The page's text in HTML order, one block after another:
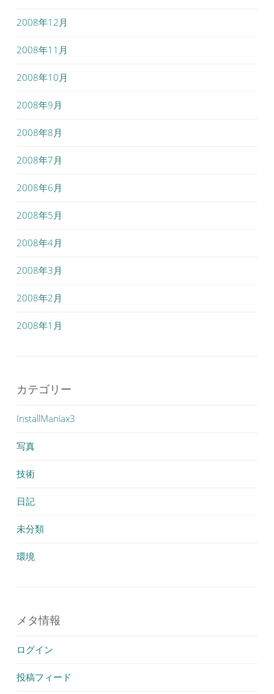
2008年12月
2008年11月
2008年10月
2008年9月
2008年8月
2008年7月
2008年6月
2008年5月
2008年4月
2008年3月
2008年2月
2008年1月
カテゴリー
InstallManiax3
写真
技術
日記
未分類
環境
メタ情報
ログイン
投稿フィード